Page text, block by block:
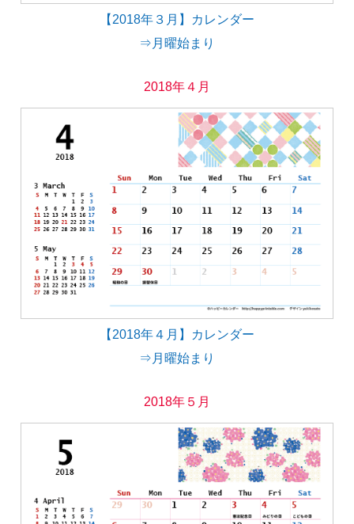
【2018年３月】カレンダー
⇒月曜始まり
2018年４月
【2018年４月】カレンダー
⇒月曜始まり
2018年５月